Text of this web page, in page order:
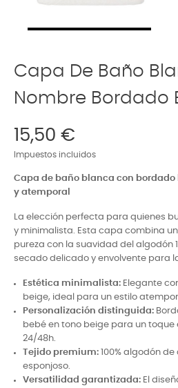
Capa De Baño
Nombre Bordado
15,50 €
Impuestos incluidos
Capa de baño blanca con
y atemporal
La elección perfecta para quienes
y minimalista. Esta capa combina
pureza con la suavidad del algodón
secado delicado y envolvente para
Estética minimalista: Elegante
beige, ideal para un estilo
Personalización distinguida:
bebé en tono beige para un toque
24/48h.
Tejido premium: 100% algodón
esponjoso.
Versatilidad garantizada: El